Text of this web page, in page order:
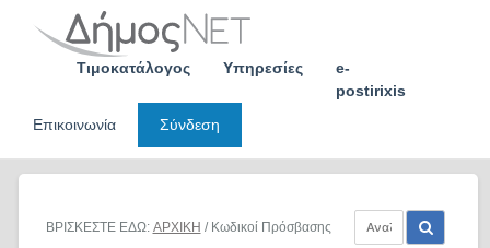
Τιμοκατάλογος Υπηρεσίες
e-
postirixis
Επικοινωνία
Σύνδεση
ΒΡΙΣΚΕΣΤΕ ΕΔΩ: ΑΡΧΙΚΗ / Κωδικοί Πρόσβασης